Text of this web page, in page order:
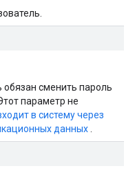
обязан сменить пароль
параметр не
в систему через
данных